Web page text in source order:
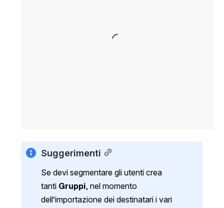
Suggerimenti
Se devi segmentare gli utenti crea
tanti Gruppi, nel momento
dell’importazione dei destinatari i vari